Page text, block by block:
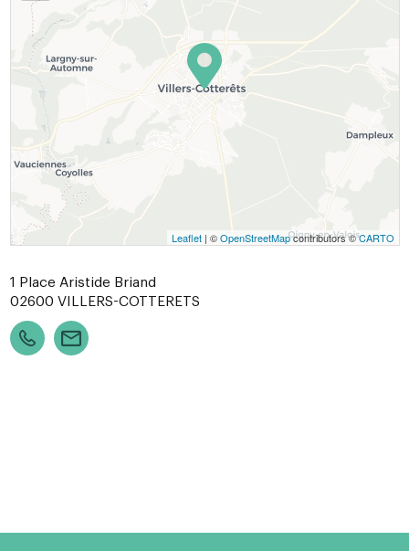
Leaflet| ©OpenStreetMapcontributors ©CARTO
1 Place Aristide Briand
02600 VILLERS-COTTERETS